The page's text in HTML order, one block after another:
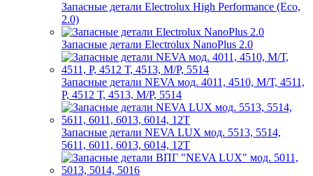
Запасные детали Electrolux High Performance (Eco,
2.0)
Запасные детали Electrolux NanoPlus 2.0
Запасные детали NEVA мод. 4011, 4510, М/Т, 4511,
P, 4512 Т, 4513, М/Р, 5514
Запасные детали NEVA LUX мод. 5513, 5514,
5611, 6011, 6013, 6014, 12Т